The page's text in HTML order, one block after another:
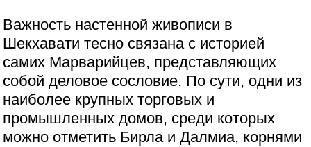
Важность настенной живописи в
Шекхавати тесно связана с историей
самих Марварийцев, представляющих
собой деловое сословие. По сути, одни из
наиболее крупных торговых и
промышленных домов, среди которых
можно отметить Бирла и Далмиа, корнями